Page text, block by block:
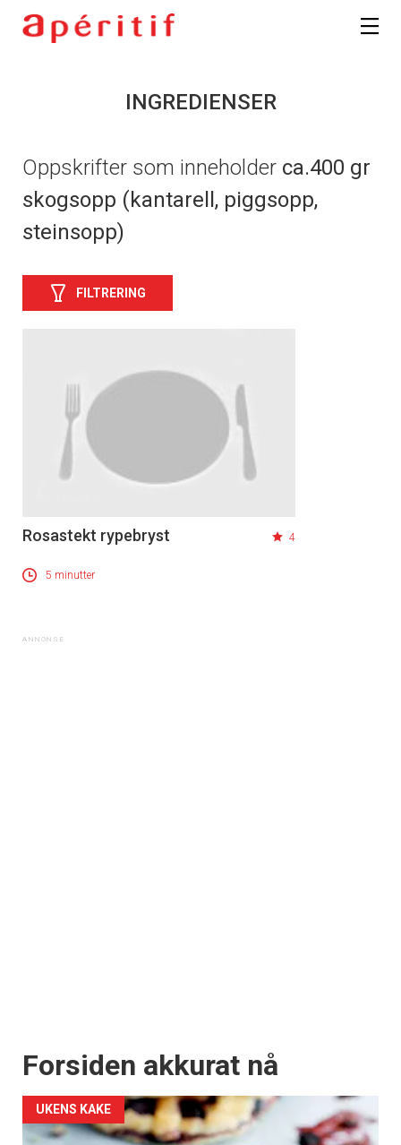
INGREDIENSER
Oppskrifter som inneholder ca.400 gr
skogsopp (kantarell, piggsopp,
steinsopp)
FILTRERING
Rosastekt rypebryst 4
5 minutter
Forsiden akkurat nå
UKENS KAKE